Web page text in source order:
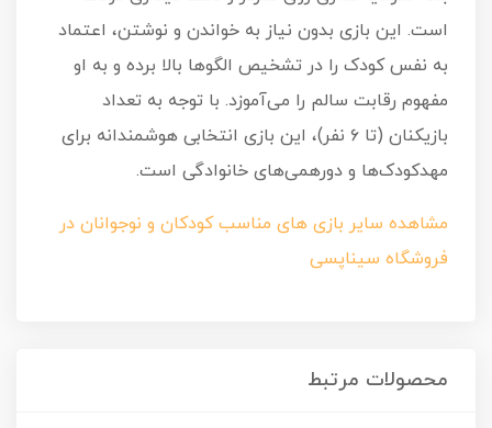
است. این بازی بدون نیاز به خواندن و نوشتن، اعتماد
به نفس کودک را در تشخیص الگوها بالا برده و به او
مفهوم رقابت سالم را می‌آموزد. با توجه به تعداد
بازیکنان (تا ۶ نفر)، این بازی انتخابی هوشمندانه برای
مهدکودک‌ها و دورهمی‌های خانوادگی است.
مشاهده سایر بازی های مناسب کودکان و نوجوانان در
فروشگاه سیناپسی
محصولات مرتبط